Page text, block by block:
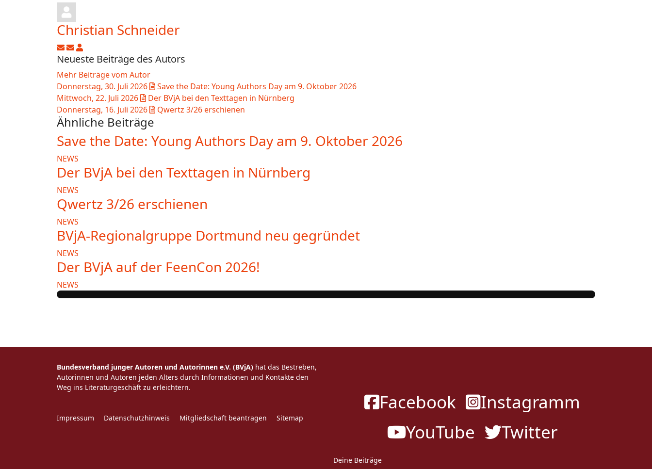
Christian Schneider
Updates abonnieren
Abo von Updates dieses Autors beenden
Christian Schneider
Neueste Beiträge des Autors
Mehr Beiträge vom Autor
Donnerstag, 30. Juli 2026
Save the Date: Young Authors Day am 9. Oktober 2026
Mittwoch, 22. Juli 2026
Der BVjA bei den Texttagen in Nürnberg
Donnerstag, 16. Juli 2026
Qwertz 3/26 erschienen
Ähnliche Beiträge
Save the Date: Young Authors Day am 9. Oktober 2026
NEWS
Der BVjA bei den Texttagen in Nürnberg
NEWS
Qwertz 3/26 erschienen
NEWS
BVjA-Regionalgruppe Dortmund neu gegründet
NEWS
Der BVjA auf der FeenCon 2026!
NEWS
Bundesverband junger Autoren und Autorinnen e.V. (BVjA) hat das Bestreben,
Autorinnen und Autoren jeden Alters durch Informationen und Kontakte den
Weg ins Literaturgeschäft zu erleichtern.
Impressum Datenschutzhinweis Mitgliedschaft beantragen Sitemap
Facebook
Instagramm
YouTube
Twitter
Deine Beiträge